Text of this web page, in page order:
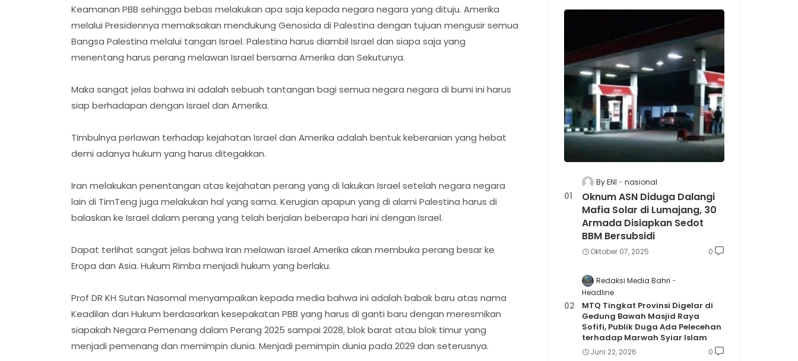
Keamanan PBB sehingga bebas melakukan apa saja kepada negara negara yang dituju. Amerika
melalui Presidennya memaksakan mendukung Genosida di Palestina dengan tujuan mengusir semua
Bangsa Palestina melalui tangan Israel. Palestina harus diambil Israel dan siapa saja yang
menentang harus perang melawan Israel bersama Amerika dan Sekutunya.
Maka sangat jelas bahwa ini adalah sebuah tantangan bagi semua negara negara di bumi ini harus
siap berhadapan dengan Israel dan Amerika.
Timbulnya perlawan terhadap kejahatan Israel dan Amerika adalah bentuk keberanian yang hebat
demi adanya hukum yang harus ditegakkan.
Iran melakukan penentangan atas kejahatan perang yang di lakukan Israel setelah negara negara
lain di TimTeng juga melakukan hal yang sama. Kerugian apapun yang di alami Palestina harus di
balaskan ke Israel dalam perang yang telah berjalan beberapa hari ini dengan Israel.
Dapat terlihat sangat jelas bahwa Iran melawan Israel Amerika akan membuka perang besar ke
Eropa dan Asia. Hukum Rimba menjadi hukum yang berlaku.
Prof DR KH Sutan Nasomal menyampaikan kepada media bahwa ini adalah babak baru atas nama
Keadilan dan Hukum berdasarkan kesepakatan PBB yang harus di ganti baru dengan meresmikan
siapakah Negara Pemenang dalam Perang 2025 sampai 2028, blok barat atau blok timur yang
menjadi pemenang dan memimpin dunia. Menjadi pemimpin dunia pada 2029 dan seterusnya.
By ENI nasional
Oknum ASN Diduga Dalangi
Mafia Solar di Lumajang, 30
Armada Disiapkan Sedot
BBM Bersubsidi
Oktober 07, 2025 0
Redaksi Media Bahri
Headline
MTQ Tingkat Provinsi Digelar di
Gedung Bawah Masjid Raya
Sofifi, Publik Duga Ada Pelecehan
terhadap Marwah Syiar Islam
Juni 22, 2026 0